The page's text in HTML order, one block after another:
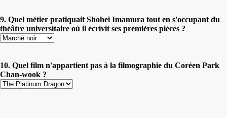
9. Quel métier pratiquait Shohei Imamura tout en s'occupant du
théâtre universitaire où il écrivit ses premières pièces ?
10. Quel film n'appartient pas à la filmographie du Coréen Park
Chan-wook ?